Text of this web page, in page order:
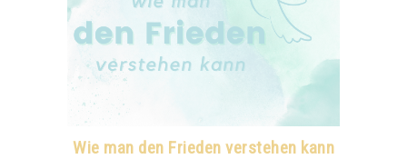
Wie man den Frieden verstehen kann